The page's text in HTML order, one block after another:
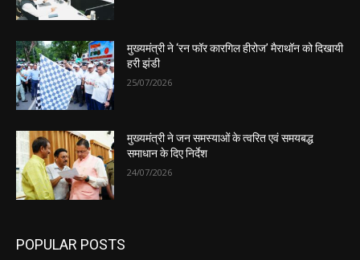
मुख्यमंत्री ने ‘रन फॉर कारगिल हीरोज’ मैराथॉन को दिखायी
हरी झंडी
25/07/2026
मुख्यमंत्री ने जन समस्याओं के त्वरित एवं समयबद्ध
समाधान के दिए निर्देश
24/07/2026
POPULAR POSTS